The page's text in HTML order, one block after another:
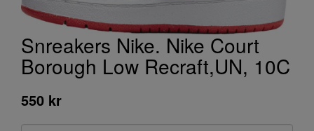
Snreakers Nike. Nike Court
Borough Low Recraft,UN, 10C
550 kr